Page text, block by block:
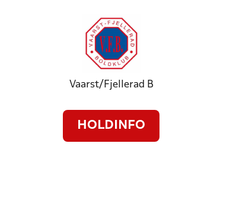
Vaarst/Fjellerad B
HOLDINFO